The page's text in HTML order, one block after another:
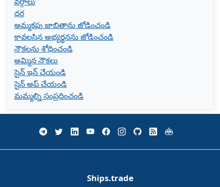
ధర
అమ్మకపు జాబితాను జోడించండి
కావలసిన అభ్యర్థనను జోడించండి
నౌకలను శోధించండి
అమ్మిన నౌకలు
సైన్ ఇన్ చేయండి
సైన్ అప్ చేయండి
మమ్మల్ని సంప్రదించండి
Ships.trade